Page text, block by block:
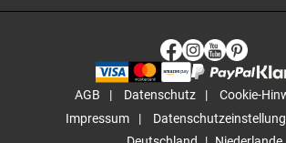
AGB Datenschutz
Cookie-
Impressum